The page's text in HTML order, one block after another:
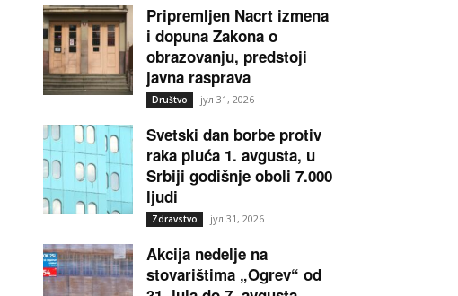
Pripremljen Nacrt izmena
i dopuna Zakona o
obrazovanju, predstoji
javna rasprava
Društvo јул 31, 2026
Svetski dan borbe protiv
raka pluća 1. avgusta, u
Srbiji godišnje oboli 7.000
ljudi
Zdravstvo јул 31, 2026
Akcija nedelje na
stovarištima „Ogrev“ od